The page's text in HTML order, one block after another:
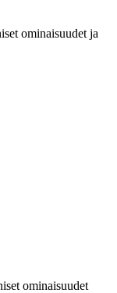
ominaisuudet ja
ominaisuudet